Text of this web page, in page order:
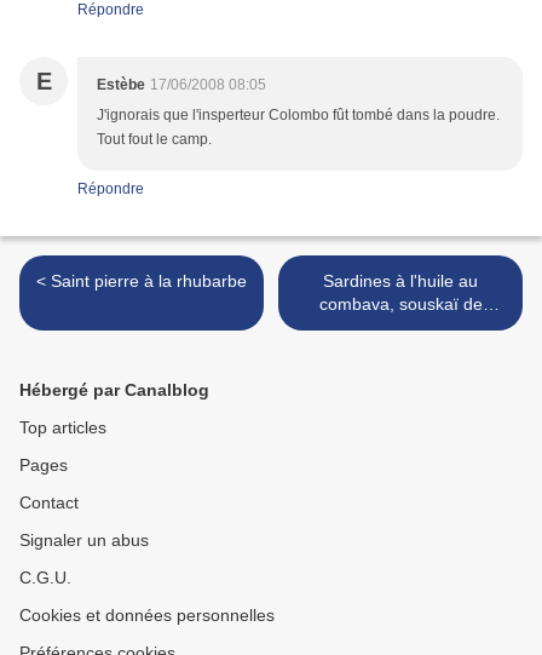
Répondre
E Estèbe 17/06/2008 08:05
J'ignorais que l'insperteur Colombo fût tombé dans la poudre.
Tout fout le camp.
Répondre
< Saint pierre à la rhubarbe
Sardines à l'huile au
combava, souskaï de
mangue sable >
Hébergé par Canalblog
Top articles
Pages
Contact
Signaler un abus
C.G.U.
Cookies et données personnelles